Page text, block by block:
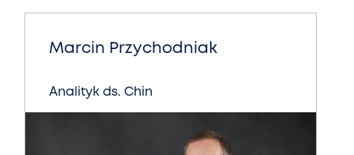
Marcin Przychodniak
Analityk ds. Chin